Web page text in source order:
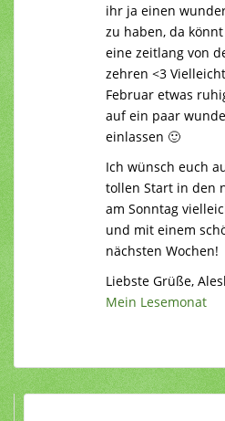
ihr ja einen
zu haben, da
eine zeitlang von
zehren <3
Februar etwas
auf ein paar
einlassen 🙂
Ich wünsch euch
tollen Start in den
am Sonntag
und mit einem
nächsten Wochen!
Liebste Grüße,
Mein Lesemonat